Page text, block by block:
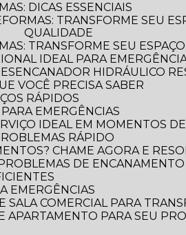
DICAS ESSENCIAIS
QUALIDADE
TRANSFORME SEU
IDEAL PARA
ENCANADOR HIDRÁULICO
VOCÊ PRECISA SABER
RÁPIDOS
EMERGÊNCIAS
IDEAL EM MOMENTOS
RÁPIDO
CHAME AGORA E
DE
EMERGÊNCIAS
SALA COMERCIAL PARA
APARTAMENTO PARA SEU